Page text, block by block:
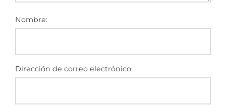
Nombre:
Dirección de correo electrónico: